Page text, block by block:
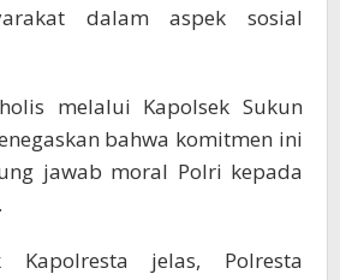
dalam aspek sosial
melalui Kapolsek Sukun
bahwa komitmen ini
jawab moral Polri kepada
Kapolresta jelas, Polresta